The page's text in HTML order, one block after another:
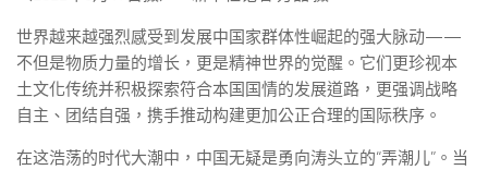
世界越来越强烈感受到发展中国家群体性崛起的强大脉动——
不但是物质力量的增长，更是精神世界的觉醒。它们更珍视本
土文化传统并积极探索符合本国国情的发展道路，更强调战略
自主、团结自强，携手推动构建更加公正合理的国际秩序。
在这浩荡的时代大潮中，中国无疑是勇向涛头立的“弄潮儿”。当